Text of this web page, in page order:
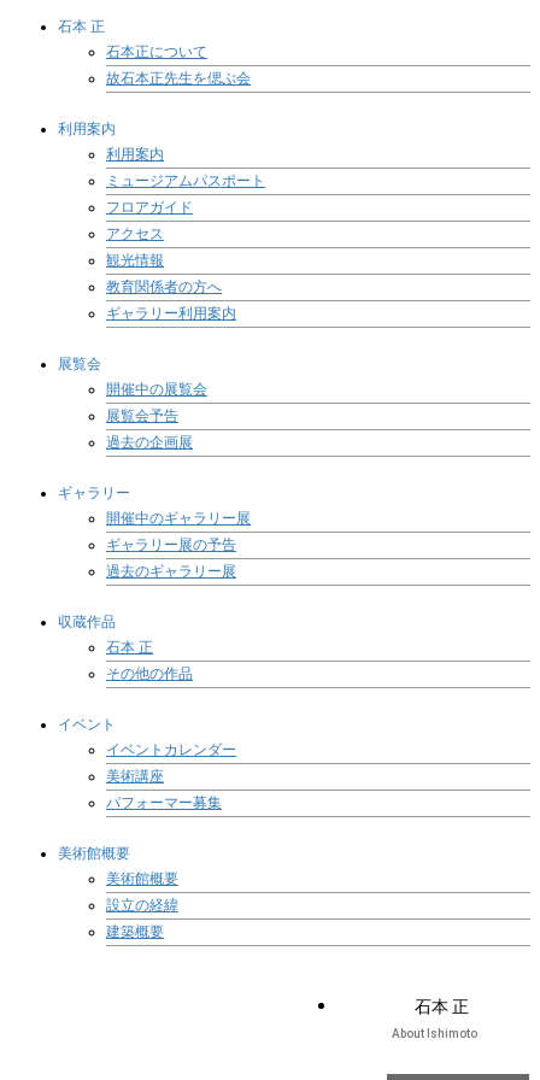
石本 正
石本正について
故石本正先生を偲ぶ会
利用案内
利用案内
ミュージアムパスポート
フロアガイド
アクセス
観光情報
教育関係者の方へ
ギャラリー利用案内
展覧会
開催中の展覧会
展覧会予告
過去の企画展
ギャラリー
開催中のギャラリー展
ギャラリー展の予告
過去のギャラリー展
収蔵作品
石本 正
その他の作品
イベント
イベントカレンダー
美術講座
パフォーマー募集
美術館概要
美術館概要
設立の経緯
建築概要
石本 正
About Ishimoto